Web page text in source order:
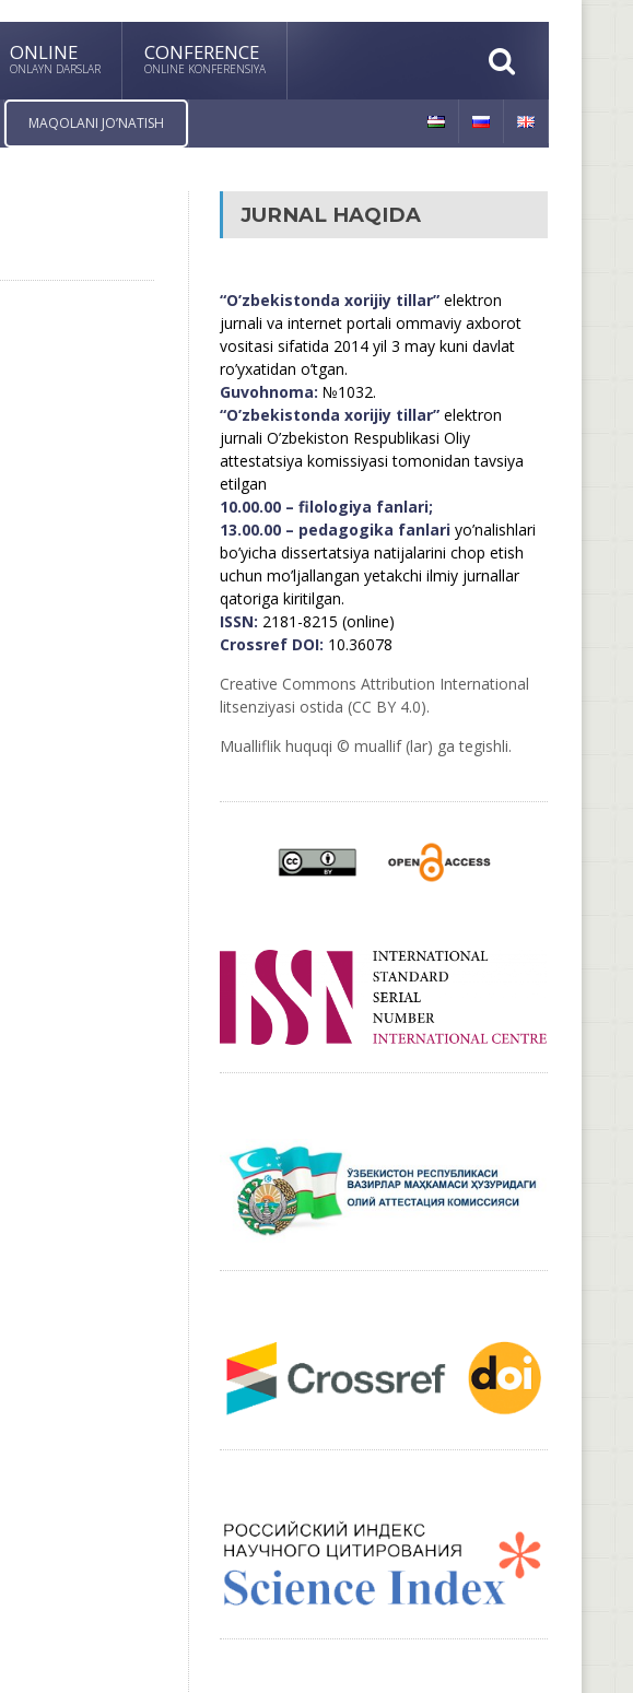
ONLINE
ONLAYN DARSLAR
CONFERENCE
ONLINE KONFERENSIYA
MAQOLANI JO’NATISH
JURNAL HAQIDA
“O’zbekistonda xorijiy tillar”elektron
jurnali va internet portali ommaviy axborot
vositasi sifatida 2014 yil 3 may kuni davlat
ro’yxatidan o’tgan.
Guvohnoma: №1032.
“O’zbekistonda xorijiy tillar”elektron
jurnali O’zbekiston Respublikasi Oliy
attestatsiya komissiyasi tomonidan tavsiya
etilgan
10.00.00 – filologiya fanlari;
13.00.00 – pedagogika fanlariyo’nalishlari
bo’yicha dissertatsiya natijalarini chop etish
uchun mo’ljallangan yetakchi ilmiy jurnallar
qatoriga kiritilgan.
ISSN: 2181-8215 (online)
Crossref DOI: 10.36078
Creative Commons Attribution International
litsenziyasi ostida (CC BY 4.0).
Mualliflik huquqi © muallif (lar) ga tegishli.